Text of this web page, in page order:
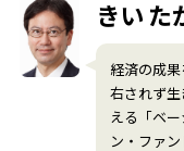
きい た
経済の成
右されず
える「ベ
ン・ファ